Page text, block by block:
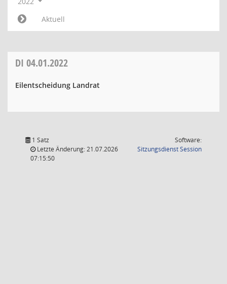
Aktuell
DI 04.01.2022
Eilentscheidung Landrat
1 Satz
Letzte Änderung: 21.07.2026
07:15:50
Software:
SitzungsdienstSession(Wird in